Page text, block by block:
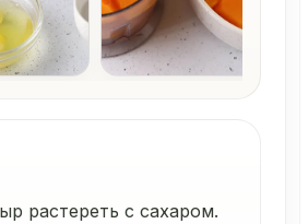
растереть с сахаром.